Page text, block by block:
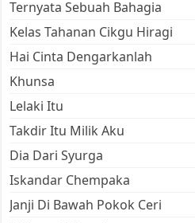
Ternyata Sebuah Bahagia
Kelas Tahanan Cikgu Hiragi
Hai Cinta Dengarkanlah
Khunsa
Lelaki Itu
Takdir Itu Milik Aku
Dia Dari Syurga
Iskandar Chempaka
Janji Di Bawah Pokok Ceri